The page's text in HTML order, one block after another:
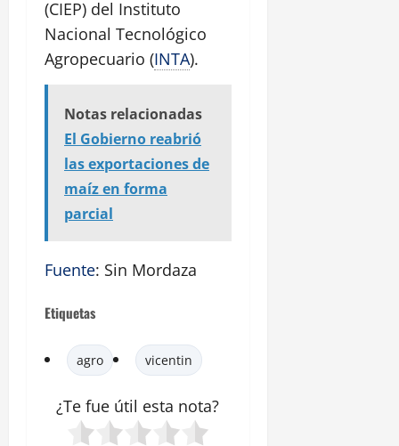
(CIEP) del Instituto
Nacional Tecnológico
Agropecuario (INTA).
Notas relacionadas
El Gobierno reabrió
las exportaciones de
maíz en forma
parcial
Fuente: Sin Mordaza
Etiquetas
agro vicentin
¿Te fue útil esta nota?